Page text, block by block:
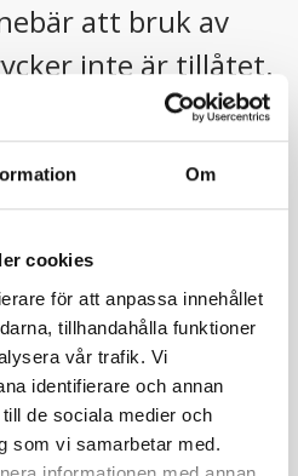
Om
cookies
för att anpassa innehållet
tillhandahålla funktioner
vår trafik. Vi
identifierare och annan
de sociala medier och
som vi samarbetar med.
att bruk av
inte är tillåtet.
för 10 personer
dusch
2 sovrum med
2 sovrum med